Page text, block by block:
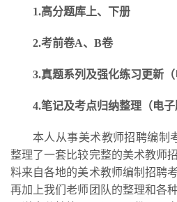
1.高分题库上、下册
2.考前卷A、B卷
3.真题系列及强化练习更新
4.笔记及考点归纳整理（电子
本人从事美术教师招聘编制
整理了一套比较完整的美术教师
料来自各地的美术教师编制招聘
再加上我们老师团队的整理和各